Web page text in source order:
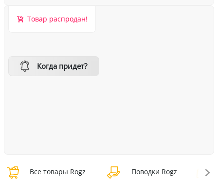
Товар распродан!
Когда придет?
Все товары Rogz Поводки Rogz